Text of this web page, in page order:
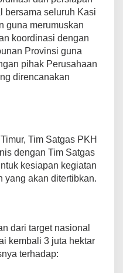
bersama seluruh Kasi
guna merumuskan
koordinasi dengan
Provinsi guna
pihak Perusahaan
direncanakan
Tim Satgas PKH
dengan Tim Satgas
kesiapan kegiatan
yang akan ditertibkan.
dari target nasional
kembali 3 juta hektar
terhadap: